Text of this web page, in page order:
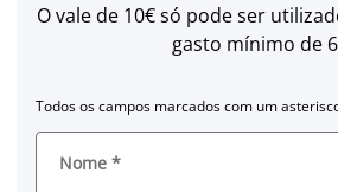
O vale de 10€ só pode ser
gasto mínimo de
Todos os campos marcados com um
Nome *